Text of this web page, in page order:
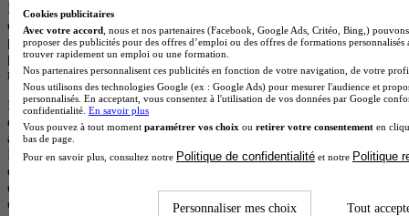
Les résultats affichés sont des offres de formation ou des écoles
correspondant à votre projet. Certaines de ces formations
proviennent d’écoles partenaires qui rémunèrent notre plateforme
pour chaque demande d’information générée. Cela nous permet de
maintenir un service gratuit et accessible à tous les utilisateurs.
Les offres de formation issues d’écoles partenaires (clients) sont
d’abord classées selon leur pertinence par rapport à votre recherche,
afin de vous proposer les formations les plus adaptées à vos besoins.
En cas de pertinence équivalente, les résultats sont ensuite ordonnés
en fonction d’un scoring précis qui met en avant les écoles qui
disposent d’éléments de visibilité, d’avis positifs et de campagnes en
cours.
Cookies publicitaires
Avec votre accord , nous et nos partenaires (Facebook, Google Ads, Critéo, Bing,)
proposer des publicités pour des offres d’emploi ou des offres de formations
trouver rapidement un emploi ou une formation.
Nos partenaires personnalisent ces publicités en fonction de votre navigation, de votre
Nous utilisons des technologies Google (ex : Google Ads) pour mesurer l'audience et
personnalisés. En acceptant, vous consentez à l'utilisation de vos données par Google
confidentialité. En savoir plus
Vous pouvez à tout moment paramétrer vos choix ou retirer votre consentement en
bas de page.
Pour en savoir plus, consultez notre Politique de confidentialité et notre Politique
Personnaliser mes choix Tout